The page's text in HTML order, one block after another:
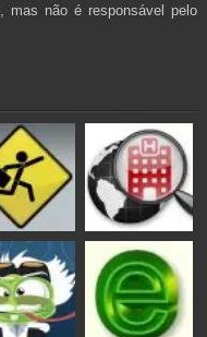
, mas não é responsável pelo